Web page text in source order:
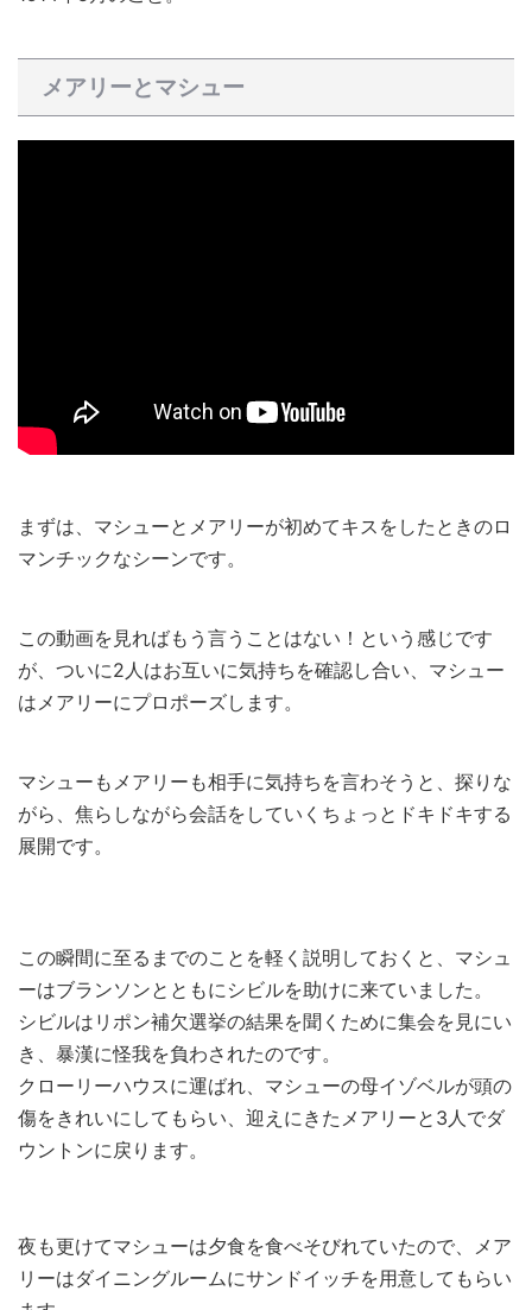
メアリーとマシュー
まずは、マシューとメアリーが初めてキスをしたときのロ
マンチックなシーンです。
この動画を見ればもう言うことはない！という感じです
が、ついに2人はお互いに気持ちを確認し合い、マシュー
はメアリーにプロポーズします。
マシューもメアリーも相手に気持ちを言わそうと、探りな
がら、焦らしながら会話をしていくちょっとドキドキする
展開です。
この瞬間に至るまでのことを軽く説明しておくと、マシュ
ーはブランソンとともにシビルを助けに来ていました。
シビルはリポン補欠選挙の結果を聞くために集会を見にい
き、暴漢に怪我を負わされたのです。
クローリーハウスに運ばれ、マシューの母イゾベルが頭の
傷をきれいにしてもらい、迎えにきたメアリーと3人でダ
ウントンに戻ります。
夜も更けてマシューは夕食を食べそびれていたので、メア
リーはダイニングルームにサンドイッチを用意してもらい